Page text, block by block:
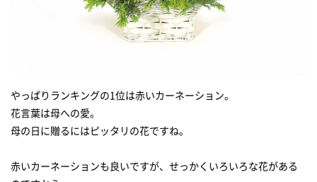
やっぱりランキングの1位は赤いカーネーション。
花言葉は母への愛。
母の日に贈るにはピッタリの花ですね。
赤いカーネーションも良いですが、せっかくいろいろな花がある